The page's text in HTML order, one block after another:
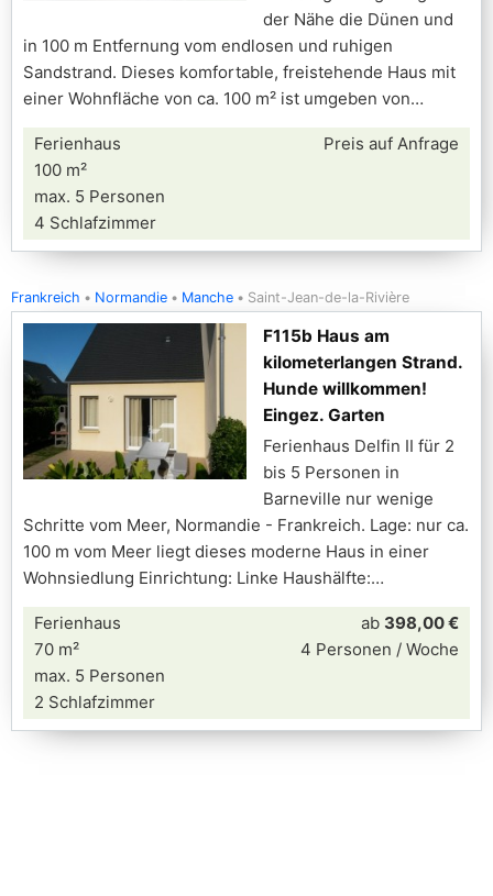
der Nähe die Dünen und
in 100 m Entfernung vom endlosen und ruhigen
Sandstrand. Dieses komfortable, freistehende Haus mit
einer Wohnfläche von ca. 100 m² ist umgeben von
Ferienhaus
100 m²
max. 5 Personen
4 Schlafzimmer
Preis auf Anfrage
Frankreich Normandie Manche Saint-Jean-de-la-Rivière
F115b Haus am
kilometerlangen Strand.
Hunde willkommen!
Eingez. Garten
Ferienhaus Delfin II für 2
bis 5 Personen in
Barneville nur wenige
Schritte vom Meer, Normandie - Frankreich. Lage: nur ca.
100 m vom Meer liegt dieses moderne Haus in einer
Wohnsiedlung Einrichtung: Linke Haushälfte:
Ferienhaus
70 m²
max. 5 Personen
2 Schlafzimmer
ab 398,00 €
4 Personen / Woche